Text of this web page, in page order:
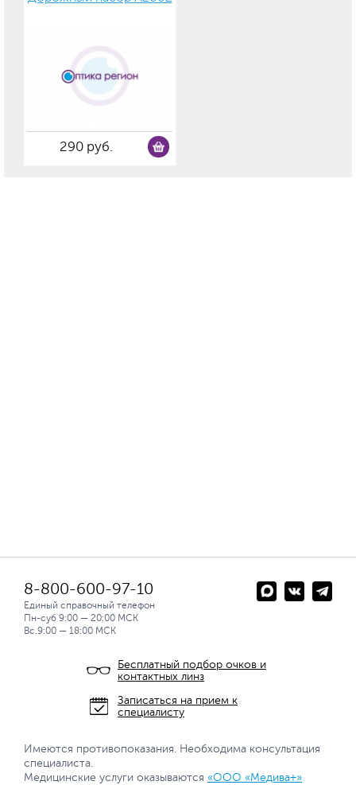
290 руб.
8-800-600-97-10
Единый справочный телефон
Пн-суб 9:00 — 20:00 МСК
Вс.9:00 — 18:00 МСК
Бесплатный подбор очков и
контактных линз
Записаться на прием к
специалисту
Имеются противопоказания. Необходима консультация
специалиста.
Медицинские услуги оказываются «ООО «Медива+»